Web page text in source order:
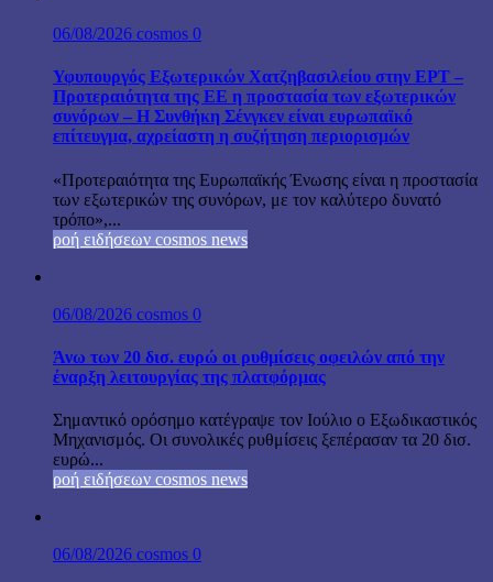
06/08/2026 cosmos 0
Υφυπουργός Εξωτερικών Χατζηβασιλείου στην ΕΡΤ –
Προτεραιότητα της ΕΕ η προστασία των εξωτερικών
συνόρων – Η Συνθήκη Σένγκεν είναι ευρωπαϊκό
επίτευγμα, αχρείαστη η συζήτηση περιορισμών
«Προτεραιότητα της Ευρωπαϊκής Ένωσης είναι η προστασία
των εξωτερικών της συνόρων, με τον καλύτερο δυνατό
τρόπο»,...
ροή ειδήσεων cosmos news
06/08/2026 cosmos 0
Άνω των 20 δισ. ευρώ οι ρυθμίσεις οφειλών από την
έναρξη λειτουργίας της πλατφόρμας
Σημαντικό ορόσημο κατέγραψε τον Ιούλιο ο Εξωδικαστικός
Μηχανισμός. Οι συνολικές ρυθμίσεις ξεπέρασαν τα 20 δισ.
ευρώ...
ροή ειδήσεων cosmos news
06/08/2026 cosmos 0